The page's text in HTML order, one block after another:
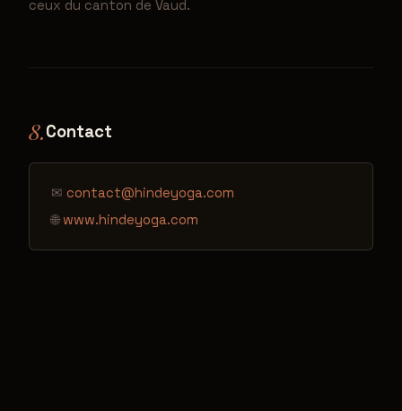
ceux du canton de Vaud.
8.Contact
✉ contact@hindeyoga.com
🌐 www.hindeyoga.com